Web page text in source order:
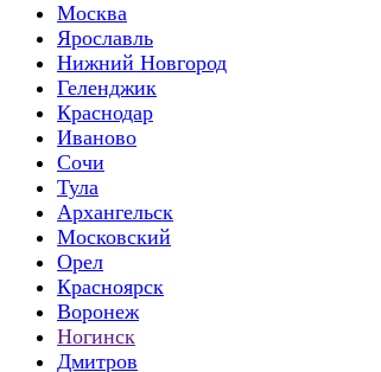
Москва
Ярославль
Нижний Новгород
Геленджик
Краснодар
Иваново
Сочи
Тула
Архангельск
Московский
Орел
Красноярск
Воронеж
Ногинск
Дмитров